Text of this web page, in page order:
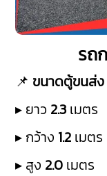
รถ
📌 ขนาดตู้ขนส่ง
▸ ยาว 2.3 เมตร
▸ กว้าง 1.2 เมตร
▸ สูง 2.0 เมตร